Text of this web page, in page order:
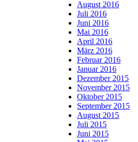
August 2016
Juli 2016
Juni 2016
Mai 2016
April 2016
März 2016
Februar 2016
Januar 2016
Dezember 2015
November 2015
Oktober 2015
September 2015
August 2015
Juli 2015
Juni 2015